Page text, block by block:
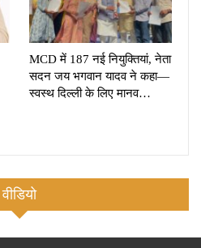
MCD में 187 नई नियुक्तियां, नेता
सदन जय भगवान यादव ने कहा—
स्वस्थ दिल्ली के लिए मानव…
वीडियो